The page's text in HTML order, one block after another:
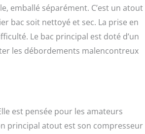
emballé séparément. C’est un atout
bac soit nettoyé et sec. La prise en
Le bac principal est doté d’un
les débordements malencontreux
est pensée pour les amateurs
principal atout est son compresseur